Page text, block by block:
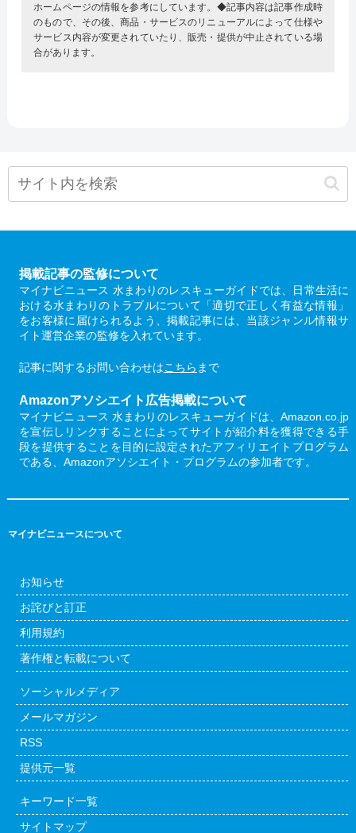
ホームページの情報を参考にしています。◆記事内容は記事作成時
のもので、その後、商品・サービスのリニューアルによって仕様や
サービス内容が変更されていたり、販売・提供が中止されている場
合があります。
掲載記事の監修について
マイナビニュース 水まわりのレスキューガイドでは、日常生活に
おける水まわりのトラブルについて「適切で正しく有益な情報」
をお客様に届けられるよう、掲載記事には、当該ジャンル情報サ
イト運営企業の監修を入れています。
記事に関するお問い合わせはこちら まで
Amazonアソシエイト広告掲載について
マイナビニュース 水まわりのレスキューガイドは、Amazon.co.jp
を宣伝しリンクすることによってサイトが紹介料を獲得できる手
段を提供することを目的に設定されたアフィリエイトプログラム
である、Amazonアソシエイト・プログラムの参加者です。
マイナビニュースについて
お知らせ
お詫びと訂正
利用規約
著作権と転載について
ソーシャルメディア
メールマガジン
RSS
提供元一覧
キーワード一覧
サイトマップ